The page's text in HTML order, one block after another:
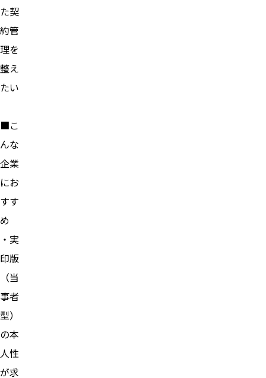
た契
約管
理を
整え
たい
■こ
んな
企業
にお
すす
め
・実
印版
（当
事者
型）
の本
人性
が求